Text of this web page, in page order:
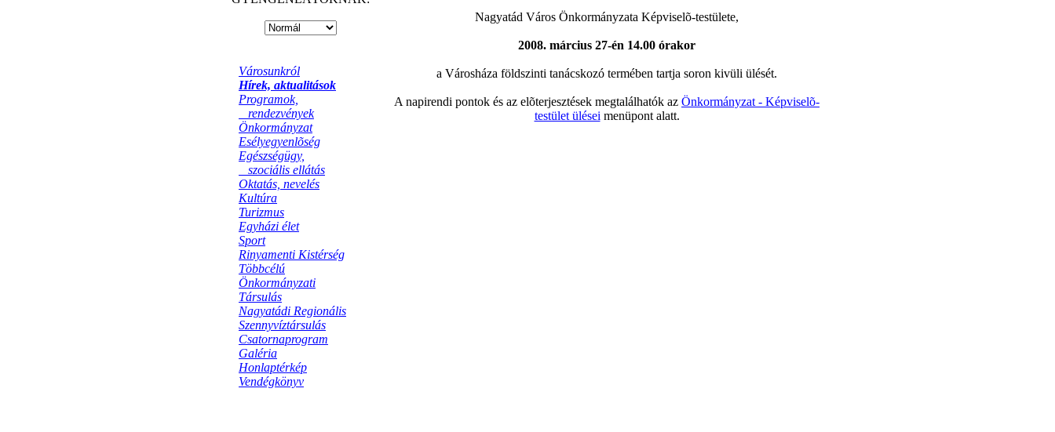
Városunkról
Hírek, aktualitások
Programok,
rendezvények
Önkormányzat
Esélyegyenlõség
Egészségügy,
szociális ellátás
Oktatás, nevelés
Kultúra
Turizmus
Egyházi élet
Sport
Rinyamenti Kistérség
Többcélú
Önkormányzati
Társulás
Nagyatádi Regionális
Szennyvíztársulás
Csatornaprogram
Galéria
Honlaptérkép
Vendégkönyv
Nagyatád Város Önkormányzata Képviselõ-testülete,
2008. március 27-én 14.00 órakor
a Városháza földszinti tanácskozó termében tartja soron kivüli ülését.
A napirendi pontok és az elõterjesztések megtalálhatók az Önkormányzat - Képviselõ-
testület ülései menüpont alatt.